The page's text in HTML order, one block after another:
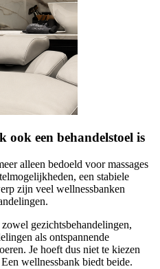
ook een behandelstoel is
alleen bedoeld voor massages
een stabiele
zijn veel wellnessbanken
gezichtsbehandelingen,
als ontspannende
Je hoeft dus niet te kiezen
wellnessbank biedt beide.